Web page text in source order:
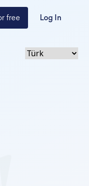
free Log In